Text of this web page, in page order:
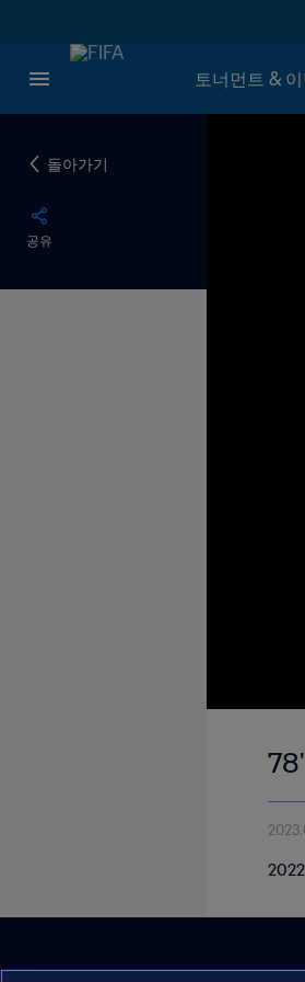
토너먼트 &
돌아가기
공유
2022